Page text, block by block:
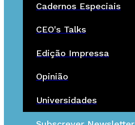
Cadernos Especiais
CEO's Talks
Edição Impressa
Opinião
Universidades